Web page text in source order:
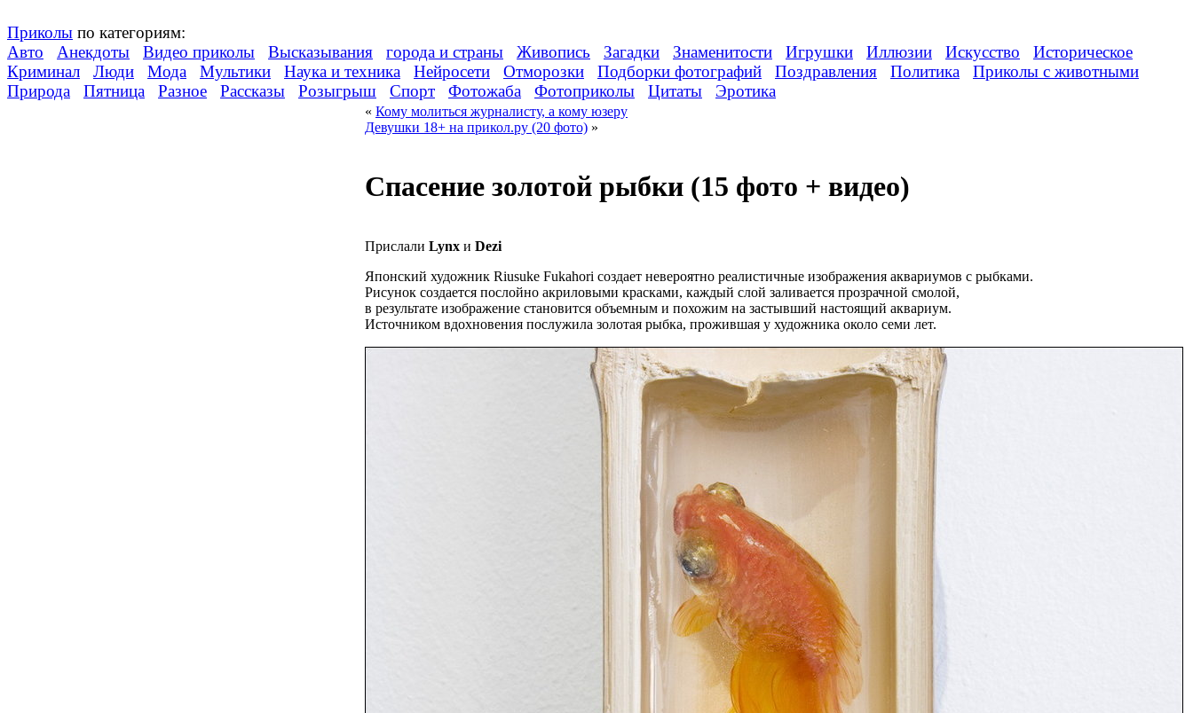
Приколы по категориям:
Авто
Анекдоты Видео приколы Высказывания города и страны Живопись Загадки Знаменитости Игрушки Иллюзии Искусство
Историческое
Криминал
Люди Мода Мультики Наука и техника Нейросети Отморозки Подборки фотографий Поздравления Политика
Приколы с животными
Природа
Пятница Разное Рассказы Розыгрыш Спорт Фотожаба Фотоприколы Цитаты Эротика
« Кому молиться журналисту, а кому юзеру
Девушки 18+ на прикол.ру (20 фото) »
Спасение золотой рыбки (15 фото + видео)
Прислали Lynx и Dezi
Японский художник Riusuke Fukahori создает невероятно реалистичные изображения аквариумов с рыбками.
Рисунок создается послойно акриловыми красками, каждый слой заливается прозрачной смолой,
в результате изображение становится объемным и похожим на застывший настоящий аквариум.
Источником вдохновения послужила золотая рыбка, прожившая у художника около семи лет.